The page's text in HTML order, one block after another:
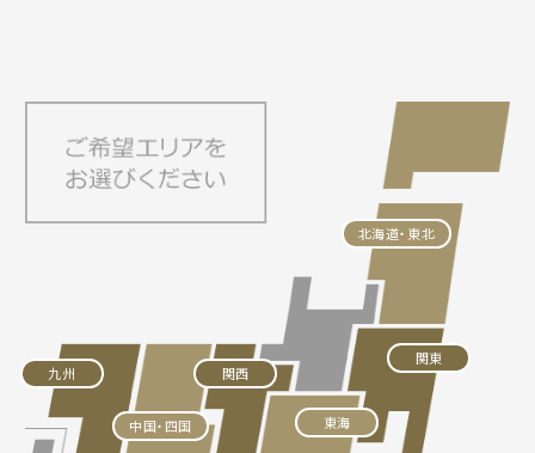
北海道・東北
関東
東海
関西
中国・四国
九州